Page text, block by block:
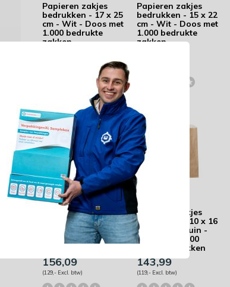
Papieren zakjes
bedrukken - 17 x 25
cm - Wit - Doos met
1.000 bedrukte
zakken
Papieren zakjes
bedrukken - 15 x 22
cm - Wit - Doos met
1.000 bedrukte
zakken
Papieren zakjes
bedrukken - 15 x 22
cm - Kraft Bruin -
Doos met 1.000
156,09
(129,- Excl. btw)
Papieren zakjes
bedrukken - 10 x 16
cm - Kraft Bruin -
Doos met 1.000
bedrukte zakken
143,99
(119,- Excl. btw)